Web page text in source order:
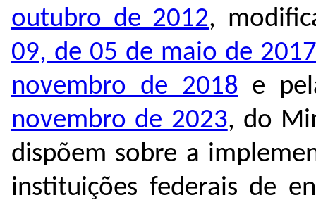
outubro de 2012,
09, de 05 de maio de 2017
novembro de 2018 e
novembro de 2023, do
dispõem sobre a
instituições federais de